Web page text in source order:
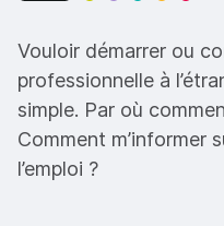
Vouloir démarrer ou
professionnelle à
simple. Par où
Comment m’informer
l’emploi ?